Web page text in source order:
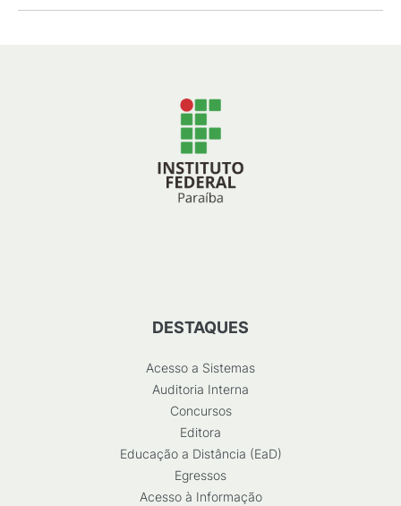
DESTAQUES
Acesso a Sistemas
Auditoria Interna
Concursos
Editora
Educação a Distância (EaD)
Egressos
Acesso à Informação